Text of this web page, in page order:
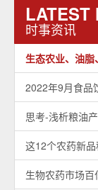
LATEST
时事资讯
生态农业、油脂
2022年9月食品
思考-浅析粮油
这12个农药新
生物农药市场